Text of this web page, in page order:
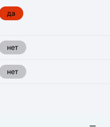
да
нет
нет